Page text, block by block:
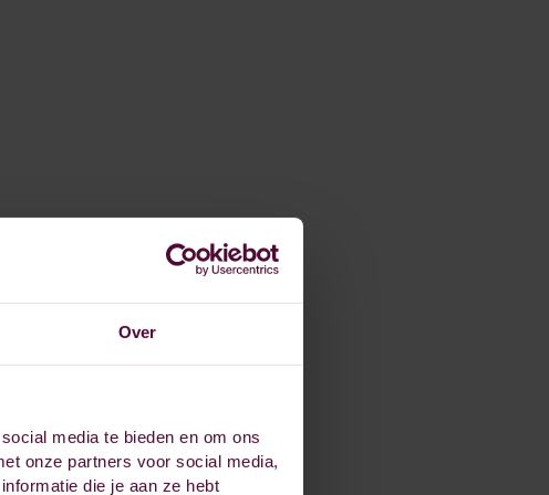
Over
media te bieden en om ons
onze partners voor social media,
die je aan ze hebt